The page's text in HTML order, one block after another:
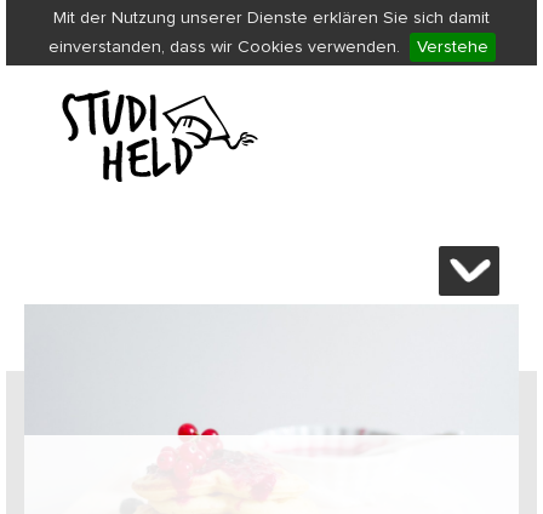
Mit der Nutzung unserer Dienste erklären Sie sich damit
einverstanden, dass wir Cookies verwenden.
Verstehe